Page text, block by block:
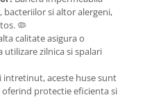
si altor alergeni,
🦠
calitate asigura o
utilizare zilnica si spalari
intretinut, aceste huse sunt
protectie eficienta si